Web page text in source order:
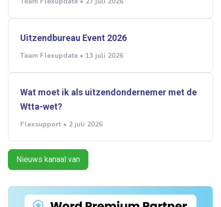
Uitzendbureau Event 2026
Team Flexupdate • 13 juli 2026
Wat moet ik als uitzendondernemer met de
Wtta-wet?
Flexsupport • 2 juli 2026
Nieuws kanaal van
Ontvang vacatures direct in